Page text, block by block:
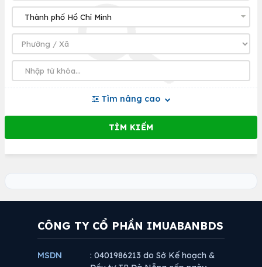
Tìm nâng cao
CÔNG TY CỔ PHẦN IMUABANBDS
MSDN
: 0401986213 do Sở Kế hoạch &